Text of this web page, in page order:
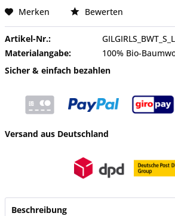
Merken Bewerten
Artikel-Nr.:
Materialangabe:
100% Bio-
Sicher & einfach bezahlen
Versand aus Deutschland
Beschreibung